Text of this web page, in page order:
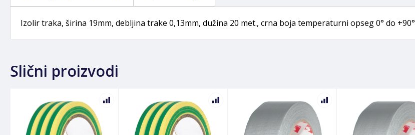
Izolir traka, širina 19mm, debljina trake 0,13mm, dužina 20 met., crna boja temperaturni opseg 0° do +90°
Slični proizvodi